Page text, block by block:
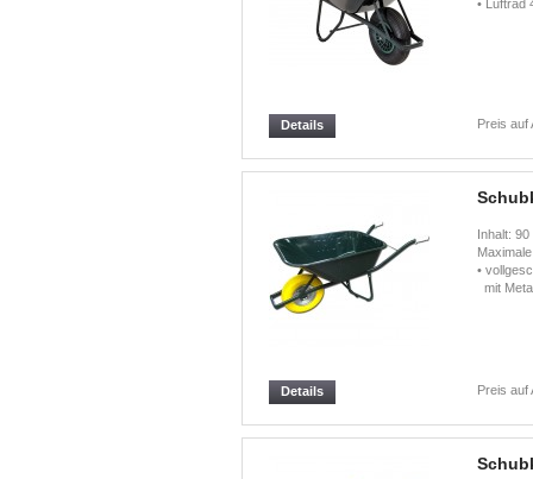
• Luftrad
Preis auf
Details
Inhalt:
•
mit
Preis auf
Details